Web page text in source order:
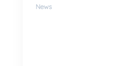
News